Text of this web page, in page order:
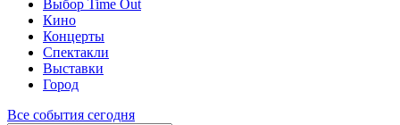
Выбор Time Out
Кино
Концерты
Спектакли
Выставки
Город
Все события сегодня